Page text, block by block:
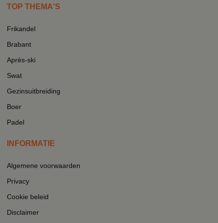
TOP THEMA'S
Frikandel
Brabant
Après-ski
Swat
Gezinsuitbreiding
Boer
Padel
INFORMATIE
Algemene voorwaarden
Privacy
Cookie beleid
Disclaimer